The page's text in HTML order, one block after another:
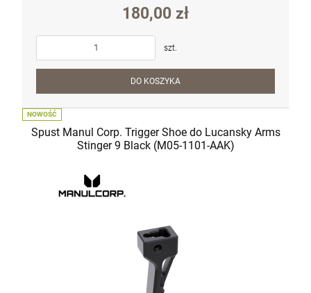
180,00 zł
szt.
DO KOSZYKA
Spust Manul Corp. Trigger Shoe do Lucansky Arms
Stinger 9 Black (M05-1101-AAK)
NOWOŚĆ